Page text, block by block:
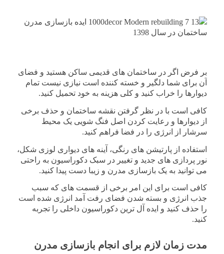
بر فرض اگر در ساختمان های قدیمی ساکن هستید و فضای
آن برای شما دلگیر و خسته کننده است نیازی نیست تمام
دیوارها را خراب کنید و کلی هزینه به خود تحمیل کنید.
کافی است با در نظر گرفتن نقشه ساختمان و حذف برخی
از دیوارها و رعایت کردن اصل فنگ شویی یک محیط
سرشار از انرژی را در فضا فراهم کنید.
استفاده از پارتیشن های رنگی، آینه های دیواری لوزی شکل،
نور پردازی های جدید و تغییر در سبک دکوراسیون به راحتی
می توانید به یک بازسازی مدرن و زیبا دست پیدا کنید.
کافی است برای این امر برخی از قسمت های که سبب
جذب انرژی و بسته شدن فضای رفت آمد انرژی شده است
را حذف کنید و ایده آل ترین دکوراسیون داخلی را تجربه
کنید.
مدت زمان لازم برای انجام بازسازی مدرن